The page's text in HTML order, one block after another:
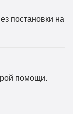
постановки на
помощи.